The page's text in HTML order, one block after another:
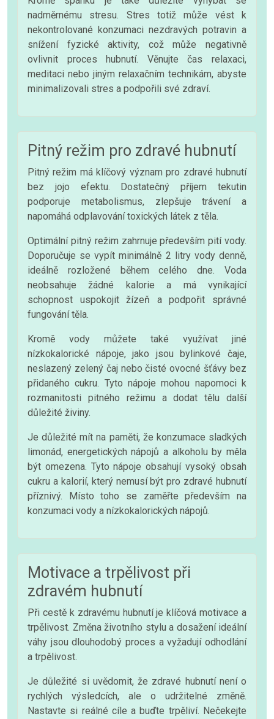
nadměrnému stresu. Stres totiž může vést k
nekontrolované konzumaci nezdravých potravin a
snížení fyzické aktivity, což může negativně
ovlivnit proces hubnutí. Věnujte čas relaxaci,
meditaci nebo jiným relaxačním technikám, abyste
minimalizovali stres a podpořili své zdraví.
Pitný režim pro zdravé hubnutí
Pitný režim má klíčový význam pro zdravé hubnutí
bez jojo efektu. Dostatečný příjem tekutin
podporuje metabolismus, zlepšuje trávení a
napomáhá odplavování toxických látek z těla.
Optimální pitný režim zahrnuje především pití vody.
Doporučuje se vypít minimálně 2 litry vody denně,
ideálně rozložené během celého dne. Voda
neobsahuje žádné kalorie a má vynikající
schopnost uspokojit žízeň a podpořit správné
fungování těla.
Kromě vody můžete také využívat jiné
nízkokalorické nápoje, jako jsou bylinkové čaje,
neslazený zelený čaj nebo čisté ovocné šťávy bez
přidaného cukru. Tyto nápoje mohou napomoci k
rozmanitosti pitného režimu a dodat tělu další
důležité živiny.
Je důležité mít na paměti, že konzumace sladkých
limonád, energetických nápojů a alkoholu by měla
být omezena. Tyto nápoje obsahují vysoký obsah
cukru a kalorií, který nemusí být pro zdravé hubnutí
příznivý. Místo toho se zaměřte především na
konzumaci vody a nízkokalorických nápojů.
Motivace a trpělivost při
zdravém hubnutí
Při cestě k zdravému hubnutí je klíčová motivace a
trpělivost. Změna životního stylu a dosažení ideální
váhy jsou dlouhodobý proces a vyžadují odhodlání
a trpělivost.
Je důležité si uvědomit, že zdravé hubnutí není o
rychlých výsledcích, ale o udržitelné změně.
Nastavte si reálné cíle a buďte trpěliví. Nečekejte